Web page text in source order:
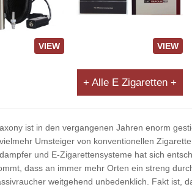
VIEW VIEW
+ Alle E Zigaretten +
ist in den vergangenen Jahren enorm
Umsteiger von konventionellen
und E-Zigarettensysteme hat sich
dass an immer mehr Orten ein streng
weitgehend unbedenklich. Fakt ist,